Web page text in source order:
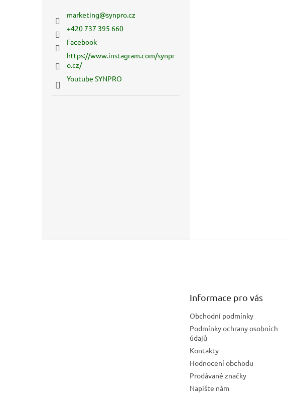
marketing@synpro.cz
+420 737 395 660
Facebook
https://www.instagram.com/synpr
o.cz/
Youtube SYNPRO
Informace pro vás
Obchodní podmínky
Podmínky ochrany osobních
údajů
Kontakty
Hodnocení obchodu
Prodávané značky
Napište nám